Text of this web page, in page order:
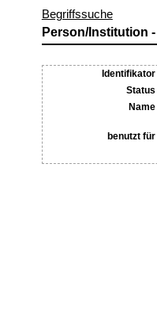
Begriffssuche
Person/Institution
Identifikator
Status
Name
benutzt für